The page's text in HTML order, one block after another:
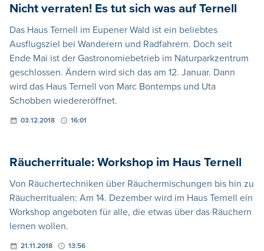
Nicht verraten! Es tut sich was auf Ternell
Das Haus Ternell im Eupener Wald ist ein beliebtes
Ausflugsziel bei Wanderern und Radfahrern. Doch seit
Ende Mai ist der Gastronomiebetrieb im Naturparkzentrum
geschlossen. Ändern wird sich das am 12. Januar. Dann
wird das Haus Ternell von Marc Bontemps und Uta
Schobben wiedereröffnet.
03.12.2018 16:01
Räucherrituale: Workshop im Haus Ternell
Von Räuchertechniken über Räuchermischungen bis hin zu
Räucherritualen: Am 14. Dezember wird im Haus Ternell ein
Workshop angeboten für alle, die etwas über das Räuchern
lernen wollen.
21.11.2018 13:56